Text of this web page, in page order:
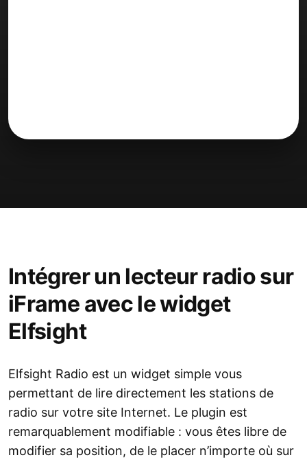
Intégrer un lecteur radio sur
iFrame avec le widget
Elfsight
Elfsight Radio est un widget simple vous
permettant de lire directement les stations de
radio sur votre site Internet. Le plugin est
remarquablement modifiable : vous êtes libre de
modifier sa position, de le placer n’importe où sur